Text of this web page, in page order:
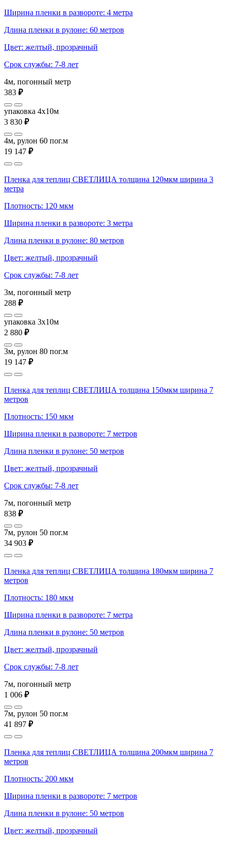
Ширина пленки в развороте: 4 метра
Длина пленки в рулоне: 60 метров
Цвет: желтый, прозрачный
Срок службы: 7-8 лет
4м, погонный метр
383 ₽
упаковка 4x10м
3 830 ₽
4м, рулон 60 пог.м
19 147 ₽
Пленка для теплиц СВЕТЛИЦА толщина 120мкм ширина 3
метра
Плотность: 120 мкм
Ширина пленки в развороте: 3 метра
Длина пленки в рулоне: 80 метров
Цвет: желтый, прозрачный
Срок службы: 7-8 лет
3м, погонный метр
288 ₽
упаковка 3x10м
2 880 ₽
3м, рулон 80 пог.м
19 147 ₽
Пленка для теплиц СВЕТЛИЦА толщина 150мкм ширина 7
метров
Плотность: 150 мкм
Ширина пленки в развороте: 7 метров
Длина пленки в рулоне: 50 метров
Цвет: желтый, прозрачный
Срок службы: 7-8 лет
7м, погонный метр
838 ₽
7м, рулон 50 пог.м
34 903 ₽
Пленка для теплиц СВЕТЛИЦА толщина 180мкм ширина 7
метров
Плотность: 180 мкм
Ширина пленки в развороте: 7 метра
Длина пленки в рулоне: 50 метров
Цвет: желтый, прозрачный
Срок службы: 7-8 лет
7м, погонный метр
1 006 ₽
7м, рулон 50 пог.м
41 897 ₽
Пленка для теплиц СВЕТЛИЦА толщина 200мкм ширина 7
метров
Плотность: 200 мкм
Ширина пленки в развороте: 7 метров
Длина пленки в рулоне: 50 метров
Цвет: желтый, прозрачный